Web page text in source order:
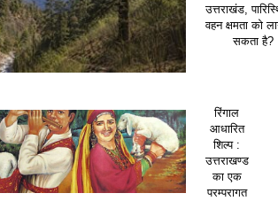
उत्तराखंड,
वहन क्षमता को
सकता है?
रिंगाल
आधारित
शिल्प :
उत्तराखण्ड
का एक
परम्परागत